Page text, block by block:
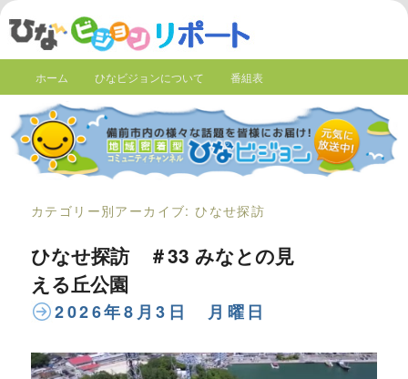
ホーム ひなビジョンについて 番組表
カテゴリー別アーカイブ:ひなせ探訪
ひなせ探訪 ＃33 みなとの見
える丘公園
2026年8月3日 月曜日